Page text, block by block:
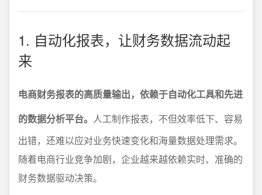
1. 自动化报表，让财务数据流动起
来
电商财务报表的高质量输出，依赖于自动化工具和先进
的数据分析平台。 人工制作报表，不但效率低下、容易
出错，还难以应对业务快速变化和海量数据处理需求。
随着电商行业竞争加剧，企业越来越依赖实时、准确的
财务数据驱动决策。